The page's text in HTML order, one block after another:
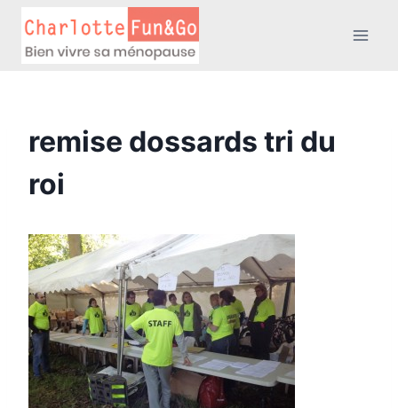
contenu
remise dossards tri du
roi